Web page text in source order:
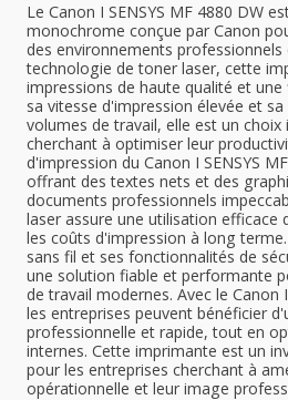
Le Canon I SENSYS MF 4880 DW
monochrome conçue par Canon
des environnements
technologie de toner laser, cette
impressions de haute qualité et une
sa vitesse d'impression élevée et
volumes de travail, elle est un choix
cherchant à optimiser leur
d'impression du Canon I SENSYS
offrant des textes nets et des
documents professionnels
laser assure une utilisation efficace
les coûts d'impression à long
sans fil et ses fonctionnalités de
une solution fiable et performante
de travail modernes. Avec le Canon
les entreprises peuvent bénéficier
professionnelle et rapide, tout en
internes. Cette imprimante est un
pour les entreprises cherchant à
opérationnelle et leur image